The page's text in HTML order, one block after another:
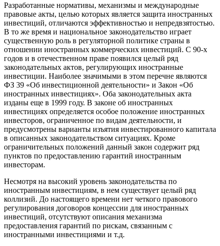
Разработанные нормативы, механизмы и международные
правовые акты, целью которых является защита иностранных
инвестиций, отличаются эффективностью и непредвзятостью.
В то же время и национальное законодательство играет
существенную роль в регуляторной политике страны в
отношении иностранных коммерческих инвестиций. С 90-х
годов и в отечественном праве появился целый ряд
законодательных актов, регулирующих иностранные
инвестиции. Наиболее значимыми в этом перечне являются
ФЗ 39 «Об инвестиционной деятельности» и Закон «Об
иностранных инвестициях». Оба законодательных акта
изданы еще в 1999 году. В законе об иностранных
инвестициях определяется особое положение иностранных
инвесторов, ограниченное по видам деятельности, и
предусмотрены варианты изъятия инвестированного капитала
в описанных законодательством ситуациях. Кроме
ограничительных положений данный закон содержит ряд
пунктов по предоставлению гарантий иностранным
инвесторам.
Несмотря на высокий уровень законодательства по
иностранным инвестициям, в нем существует целый ряд
коллизий. До настоящего времени нет четкого правового
регулирования договоров концессии для иностранных
инвестиций, отсутствуют описания механизма
предоставления гарантий по рискам, связанным с
иностранными инвестициями и т.д.